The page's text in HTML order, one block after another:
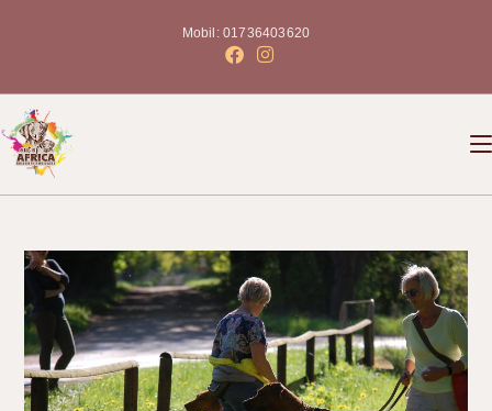
Mobil: 01736403620